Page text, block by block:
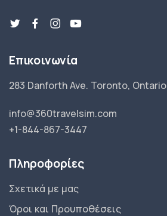
Επικοινωνία
283 Danforth Ave. Toronto, Ontario
info@360travelsim.com
+1-844-867-3447
Πληροφορίες
Σχετικά με μας
Όροι και Προυποθέσεις